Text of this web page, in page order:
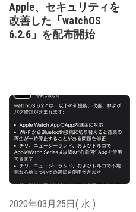
Apple、セキュリティを
改善した「watchOS
6.2.6」を配布開始
2020年03月25日( 水 )